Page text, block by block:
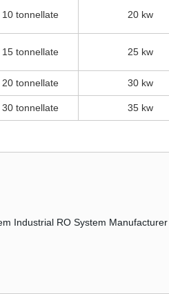
10 tonnellate 20 kw
15 tonnellate 25 kw
20 tonnellate 30 kw
30 tonnellate 35 kw